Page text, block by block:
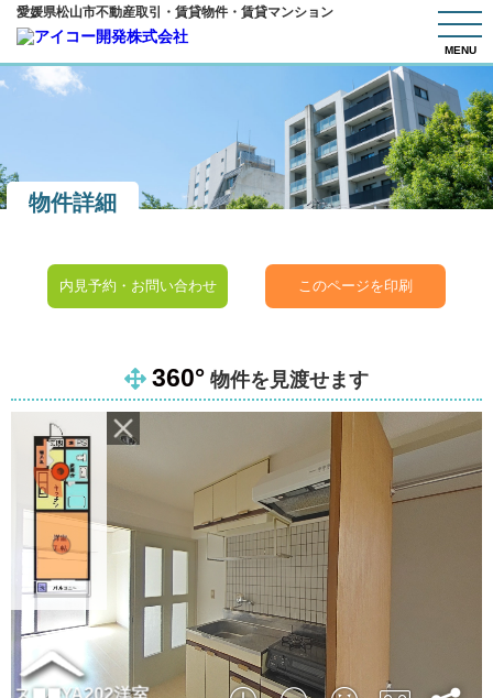
MENU
愛媛県松山市不動産取引・賃貸物件・賃貸マンション
物件詳細
内見予約・お問い合わせ このページを印刷
360° 物件を見渡せます